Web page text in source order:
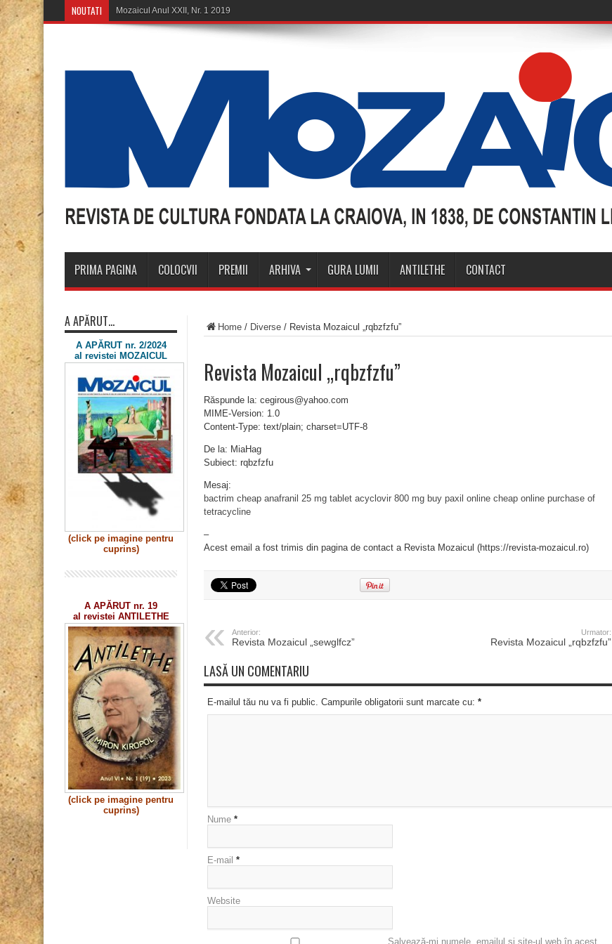
NOUTATI Mozaicul Anul XXII, Nr. 1 2019
PRIMA PAGINA COLOCVII PREMII ARHIVA GURA LUMII ANTILETHE CONTACT
Home / Diverse / Revista Mozaicul „rqbzfzfu”
Revista Mozaicul „rqbzfzfu”
Răspunde la: cegirous@yahoo.com
MIME-Version: 1.0
Content-Type: text/plain; charset=UTF-8
De la: MiaHag
Subiect: rqbzfzfu
Mesaj:
bactrim cheap anafranil 25 mg tablet acyclovir 800 mg buy paxil online cheap online purchase of
tetracycline
–
Acest email a fost trimis din pagina de contact a Revista Mozaicul (https://revista-mozaicul.ro)
Anterior:
Revista Mozaicul „sewglfcz”
Urmator:
Revista Mozaicul „rqbzfzfu”
LASĂ UN COMENTARIU
E-mailul tău nu va fi public. Campurile obligatorii sunt marcate cu: *
Nume *
E-mail *
Website
Salvează-mi numele, emailul și site-ul web în acest
A APĂRUT…
A APĂRUT nr. 2/2024
al revistei MOZAICUL
(click pe imagine pentru
cuprins)
A APĂRUT nr. 19
al revistei ANTILETHE
(click pe imagine pentru
cuprins)